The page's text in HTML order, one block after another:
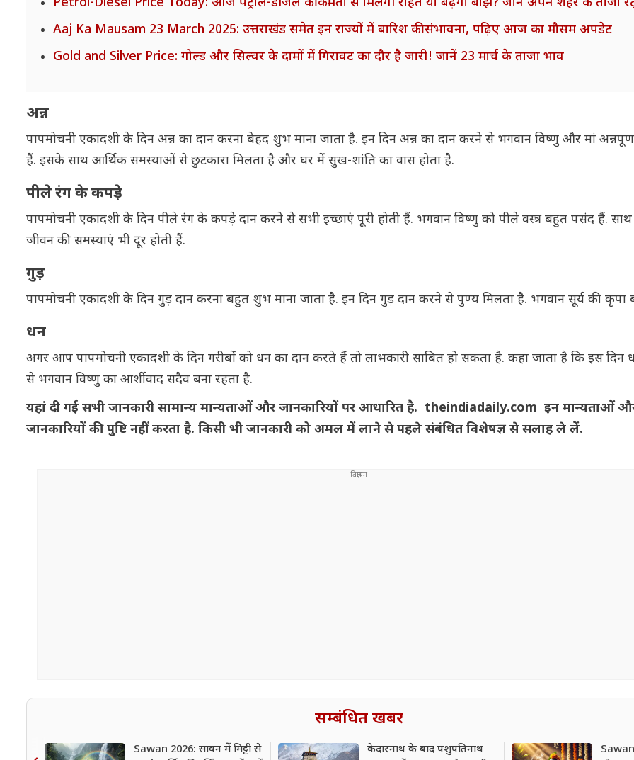
Aaj Ka Mausam 23 March 2025: उत्तराखंड समेत इन राज्यों में बारिश की संभावना, पढ़िए आज का मौसम अपडेट
Gold and Silver Price: गोल्ड और सिल्वर के दामों में गिरावट का दौर है जारी! जानें 23 मार्च के ताजा भाव
अन्न
पापमोचनी एकादशी के दिन अन्न का दान करना बेहद शुभ माना जाता है. इन दिन अन्न का दान करने से भगवान विष्णु और मां अन्नपूर्णा
हैं. इसके साथ आर्थिक समस्याओं से छुटकारा मिलता है और घर में सुख-शांति का वास होता है.
पीले रंग के कपड़े
पापमोचनी एकादशी के दिन पीले रंग के कपड़े दान करने से सभी इच्छाएं पूरी होती हैं. भगवान विष्णु को पीले वस्त्र बहुत पसंद हैं. साथ
जीवन की समस्याएं भी दूर होती हैं.
गुड़
पापमोचनी एकादशी के दिन गुड़ दान करना बहुत शुभ माना जाता है. इन दिन गुड़ दान करने से पुण्य मिलता है. भगवान सूर्य की कृपा
धन
अगर आप पापमोचनी एकादशी के दिन गरीबों को धन का दान करते हैं तो लाभकारी साबित हो सकता है. कहा जाता है कि इस दिन
से भगवान विष्णु का आर्शीवाद सदैव बना रहता है.
यहां दी गई सभी जानकारी सामान्य मान्यताओं और जानकारियों पर आधारित है. theindiadaily.com इन मान्यताओं
जानकारियों की पुष्टि नहीं करता है. किसी भी जानकारी को अमल में लाने से पहले संबंधित विशेषज्ञ से सलाह ले लें.
सम्बंधित खबर
Sawan 2026: सावन में मिट्टी से
केदारनाथ के बाद पशुपतिनाथ